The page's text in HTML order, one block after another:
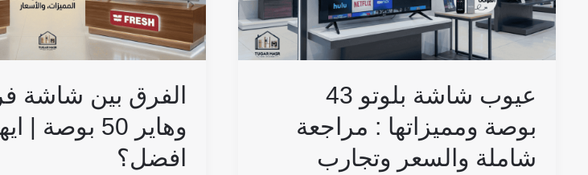
عيوب شاشة بلوتو 43
بوصة ومميزاتها : مراجعة
شاملة والسعر وتجارب
مراجعة
شاملة
والسعر
المستخدمين
الفرق بين شاشة
وهاير 50 بوصة |
افضل؟
بوصة
|
ايهما
افضل؟